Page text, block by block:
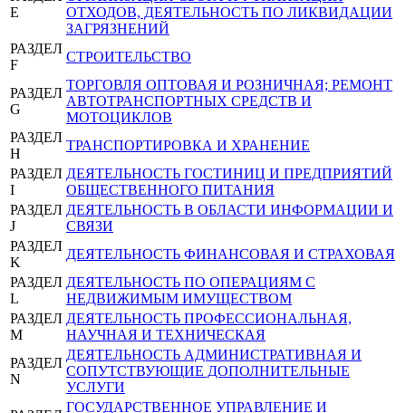
E
ОТХОДОВ, ДЕЯТЕЛЬНОСТЬ ПО ЛИКВИДАЦИИ
ЗАГРЯЗНЕНИЙ
РАЗДЕЛ
F
СТРОИТЕЛЬСТВО
РАЗДЕЛ
G
ТОРГОВЛЯ ОПТОВАЯ И РОЗНИЧНАЯ; РЕМОНТ
АВТОТРАНСПОРТНЫХ СРЕДСТВ И
МОТОЦИКЛОВ
РАЗДЕЛ
H
ТРАНСПОРТИРОВКА И ХРАНЕНИЕ
РАЗДЕЛ
I
ДЕЯТЕЛЬНОСТЬ ГОСТИНИЦ И ПРЕДПРИЯТИЙ
ОБЩЕСТВЕННОГО ПИТАНИЯ
РАЗДЕЛ
J
ДЕЯТЕЛЬНОСТЬ В ОБЛАСТИ ИНФОРМАЦИИ И
СВЯЗИ
РАЗДЕЛ
K
ДЕЯТЕЛЬНОСТЬ ФИНАНСОВАЯ И СТРАХОВАЯ
РАЗДЕЛ
L
ДЕЯТЕЛЬНОСТЬ ПО ОПЕРАЦИЯМ С
НЕДВИЖИМЫМ ИМУЩЕСТВОМ
РАЗДЕЛ
M
ДЕЯТЕЛЬНОСТЬ ПРОФЕССИОНАЛЬНАЯ,
НАУЧНАЯ И ТЕХНИЧЕСКАЯ
РАЗДЕЛ
N
ДЕЯТЕЛЬНОСТЬ АДМИНИСТРАТИВНАЯ И
СОПУТСТВУЮЩИЕ ДОПОЛНИТЕЛЬНЫЕ
УСЛУГИ
ГОСУДАРСТВЕННОЕ УПРАВЛЕНИЕ И